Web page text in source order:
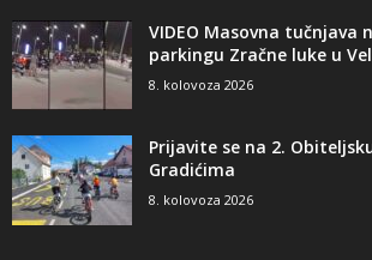
VIDEO Masovna tučnjava
parkingu Zračne luke u
8. kolovoza 2026
Prijavite se na 2.
Gradićima
8. kolovoza 2026